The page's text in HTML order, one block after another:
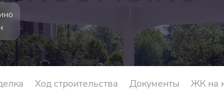
Ход строительства Документы ЖК на